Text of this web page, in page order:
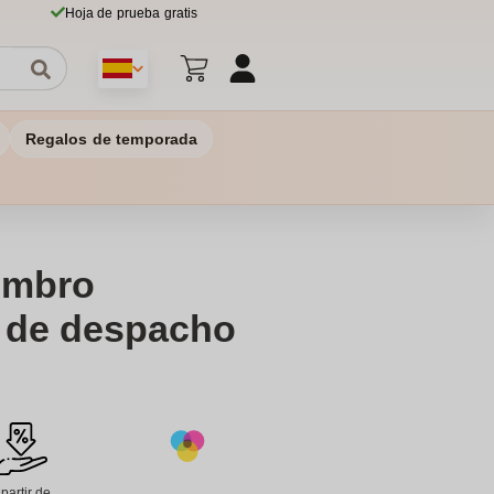
Hoja de prueba gratis
Regalos de temporada
despacho